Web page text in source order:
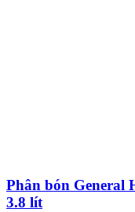
Phân bón General
3.8 lít